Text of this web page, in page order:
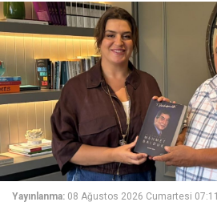
Yayınlanma: 08 Ağustos 2026 Cumartesi 07:11